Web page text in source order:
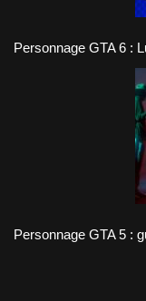
Personnage GTA 6 :
Personnage GTA 5 :